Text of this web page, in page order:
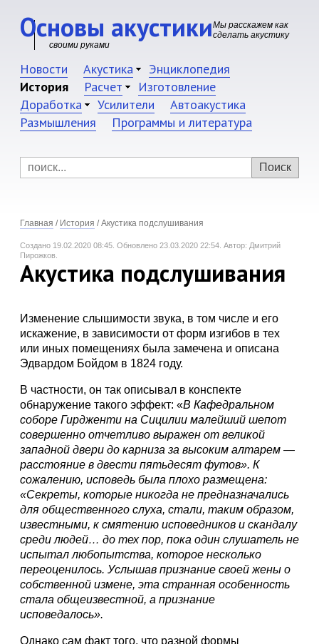
Основы акустикиМы расскажем как
сделать акустику
своими руками
Новости Акустика
Энциклопедия
История
Расчет
Изготовление
Доработка
Усилители
Автоакустика
Размышления
Программы и литература
Главная / История / Акустика подслушивания
Создано 19.02.2020 08:45. Обновлено 23.03.2020 22:54. Автор: Дмитрий
Пирожков.
Акустика подслушивания
Изменение слышимости звука, в том числе и его
искажение, в зависимости от форм изгибов в тех
или иных помещениях была замечена и описана
Эдвардом Бойдом в 1824 году.
В частности, он так описывал в конспекте
обнаружение такого эффект: «В Кафедральном
соборе Гирдженти на Сицилии малейший шепот
совершенно отчетливо выражен от великой
западной двери до карниза за высоким алтарем —
расстояние в двести пятьдесят футов». К
сожалению, исповедь была плохо размещена:
«Секреты, которые никогда не предназначались
для общественного слуха, стали, таким образом,
известными, к смятению исповедников и скандалу
среди людей… до тех пор, пока один слушатель не
испытал любопытства, которое несколько
переоценилось. Услышав признание своей жены о
собственной измене, эта странная особенность
стала общеизвестной, а признание
исповедалось».
Однако сам факт того, что разной формы